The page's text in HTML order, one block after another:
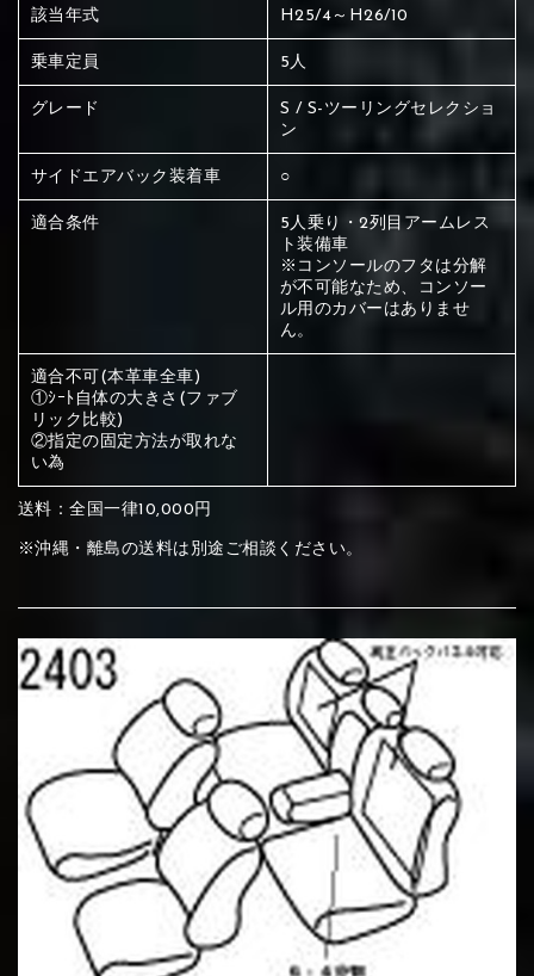
赤く塗られている場所を選択
メイン生地は下記16種類からご選択ください。
④Brown ⑤Dark Brown ⑥Yellow
⑧Orange
赤く塗られている部分にカラ
ー選択ください
サブ生地は下記16種類からご選択ください。
①Beige ②Gray ③Red
④Brown ⑤Dark Brown ⑥Yellow
赤く塗られている場所を選択
ください
刺繍は下記21種類からご選択ください。
①Beige ②Gray ③Red
④Brown ⑤Dark Brown
赤く塗られている場所を選択
ください
刺繍は下記21種類からご選択ください。
①Black ②Gray ③Light gray
赤く塗られている場所を選択
ください
刺繍は下記21種類からご選択ください。
①Black ②Gray ③Light gray
該当年式 H25/4～H26/10
乗車定員 5人
グレード
S / S-ツーリングセレクショ
ン
サイドエアバック装着車 ○
適合条件
5人乗り・2列目アームレス
ト装備車
※コンソールのフタは分解
が不可能なため、コンソー
ル用のカバーはありませ
ん。
適合不可(本革車全車)
①ｼｰﾄ自体の大きさ(ファブ
リック比較)
②指定の固定方法が取れな
い為
送料：全国一律10,000円
※沖縄・離島の送料は別途ご相談ください。